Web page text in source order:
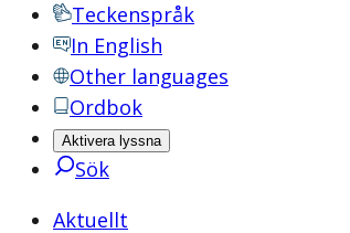
Teckenspråk
In English
Other languages
Ordbok
Aktivera lyssna
Sök
Aktuellt